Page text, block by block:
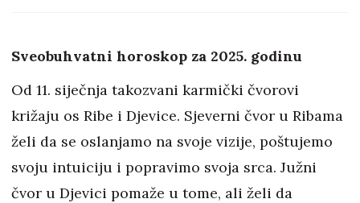
Sveobuhvatni horoskop za 2025. godinu
Od 11. siječnja takozvani karmički čvorovi
križaju os Ribe i Djevice. Sjeverni čvor u Ribama
želi da se oslanjamo na svoje vizije, poštujemo
svoju intuiciju i popravimo svoja srca. Južni
čvor u Djevici pomaže u tome, ali želi da